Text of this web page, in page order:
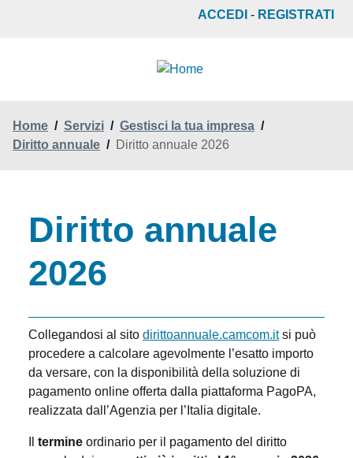
ACCEDI - REGISTRATI
Home / Servizi / Gestisci la tua impresa /
Diritto annuale / Diritto annuale 2026
Diritto annuale
2026
Collegandosi al sito dirittoannuale.camcom.itsi può
procedere a calcolare agevolmente l’esatto importo
da versare, con la disponibilità della soluzione di
pagamento online offerta dalla piattaforma PagoPA,
realizzata dall’Agenzia per l’Italia digitale.
termine ordinario per il pagamento del diritto